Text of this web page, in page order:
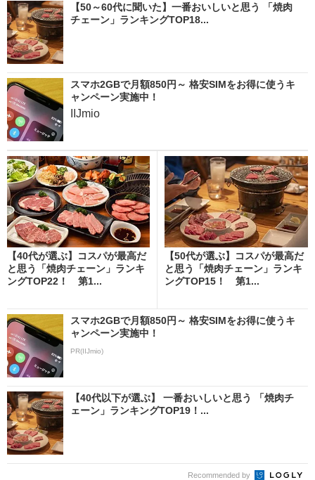
【50～60代に聞いた】一番おいしいと思う 「焼肉
チェーン」ランキングTOP18...
スマホ2GBで月額850円～ 格安SIMをお得に使うキ
ャンペーン実施中！
IIJmio
【40代が選ぶ】コスパが最高だ
と思う「焼肉チェーン」ランキ
ングTOP22！ 第1...
【50代が選ぶ】コスパが最高だ
と思う「焼肉チェーン」ランキ
ングTOP15！ 第1...
スマホ2GBで月額850円～ 格安SIMをお得に使うキ
ャンペーン実施中！
PR(IIJmio)
【40代以下が選ぶ】 一番おいしいと思う 「焼肉チ
ェーン」ランキングTOP19！...
Recommended by